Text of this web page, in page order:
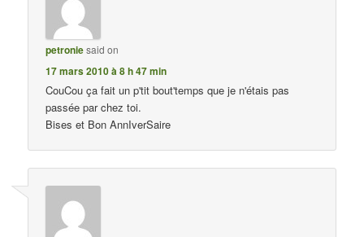
petroniesaid on
17 mars 2010 à 8 h 47 min
CouCou ça fait un p'tit bout'temps que je n'étais pas
passée par chez toi.
Bises et Bon AnnIverSaire